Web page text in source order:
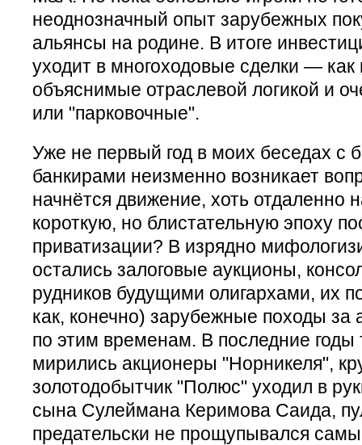
неоднозначный опыт зарубежных
альянсы на родине. В итоге
уходит в многоходовые сделки — как
объяснимые отраслевой логикой и
или "парковочные".
Уже не первый год в моих беседах с
банкирами неизменно возникает
начнётся движение, хоть
короткую, но блистательную эпоху
приватизации? В изрядно
остались залоговые аукционы,
рудников будущими олигархами, их
как, конечно) зарубежные походы за
по этим временам. В последние годы
мирились акционеры "Норникеля",
золотодобытчик "Полюс" уходил в
сына Сулеймана Керимова Саида,
предательски не прощупывался